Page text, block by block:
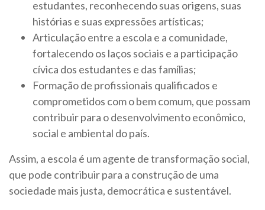
estudantes, reconhecendo suas origens, suas
histórias e suas expressões artísticas;
Articulação entre a escola e a comunidade,
fortalecendo os laços sociais e a participação
cívica dos estudantes e das famílias;
Formação de profissionais qualificados e
comprometidos com o bem comum, que possam
contribuir para o desenvolvimento econômico,
social e ambiental do país.
Assim, a escola é um agente de transformação social,
que pode contribuir para a construção de uma
sociedade mais justa, democrática e sustentável.